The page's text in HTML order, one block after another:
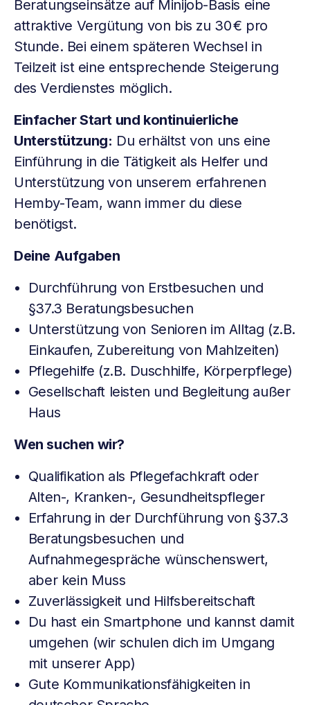
Beratungseinsätze auf Minijob-Basis eine
attraktive Vergütung von bis zu 30 € pro
Stunde. Bei einem späteren Wechsel in
Teilzeit ist eine entsprechende Steigerung
des Verdienstes möglich.
Einfacher Start und kontinuierliche
Unterstützung: Du erhältst von uns eine
Einführung in die Tätigkeit als Helfer und
Unterstützung von unserem erfahrenen
Hemby-Team, wann immer du diese
benötigst.
Deine Aufgaben
Durchführung von Erstbesuchen und
§37.3 Beratungsbesuchen
Unterstützung von Senioren im Alltag (z.B.
Einkaufen, Zubereitung von Mahlzeiten)
Pflegehilfe (z.B. Duschhilfe, Körperpflege)
Gesellschaft leisten und Begleitung außer
Haus
Wen suchen wir?
Qualifikation als Pflegefachkraft oder
Alten-, Kranken-, Gesundheitspfleger
Erfahrung in der Durchführung von §37.3
Beratungsbesuchen und
Aufnahmegespräche wünschenswert,
aber kein Muss
Zuverlässigkeit und Hilfsbereitschaft
Du hast ein Smartphone und kannst damit
umgehen (wir schulen dich im Umgang
mit unserer App)
Gute Kommunikationsfähigkeiten in